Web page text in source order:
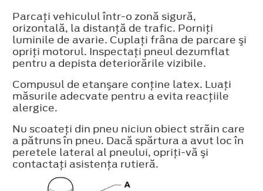
Parcaţi vehiculul într-o zonă sigură,
orizontală, la distanţă de trafic. Porniţi
luminile de avarie. Cuplaţi frâna de parcare şi
opriţi motorul. Inspectaţi pneul dezumflat
pentru a depista deteriorările vizibile.
Compusul de etanşare conţine latex. Luaţi
măsurile adecvate pentru a evita reacţiile
alergice.
Nu scoateţi din pneu niciun obiect străin care
a pătruns în pneu. Dacă spărtura a avut loc în
peretele lateral al pneului, opriţi-vă şi
contactaţi asistenţa rutieră.